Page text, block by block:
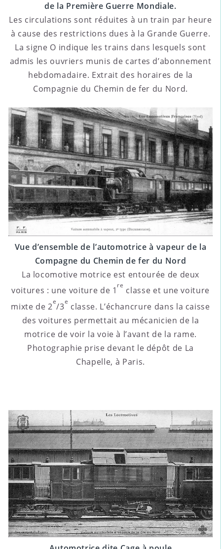
de la Première Guerre Mondiale.
Les circulations sont réduites à un train par heure
à cause des restrictions dues à la Grande Guerre.
La signe O indique les trains dans lesquels sont
admis les ouvriers munis de cartes d’abonnement
hebdomadaire. Extrait des horaires de la
Compagnie du Chemin de fer du Nord.
Vue d’ensemble de l’automotrice à vapeur de la
Compagne du Chemin de fer du Nord
La locomotive motrice est entourée de deux
voitures : une voiture de 1
re
classe et une voiture
mixte de 2
e
/3
e
classe. L’échancrure dans la caisse
des voitures permettait au mécanicien de la
motrice de voir la voie à l’avant de la rame.
Photographie prise devant le dépôt de La
Chapelle, à Paris.